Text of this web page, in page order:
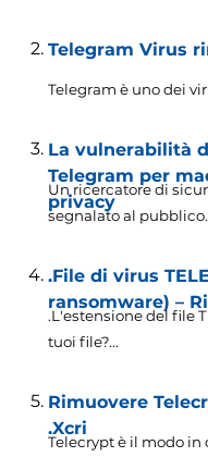
Telegram Virus
Telegram è uno dei
La vulnerabilità
Telegram per
privacy
Un ricercatore di
segnalato al
.File di virus
ransomware) –
.L'estensione del file
tuoi file?...
Rimuovere
.Xcri
Telecrypt è il modo in